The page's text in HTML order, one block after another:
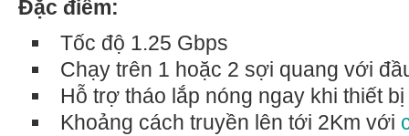
Đặc điểm:
Tốc độ 1.25 Gbps
Chạy trên 1 hoặc 2 sợi quang với
Hỗ trợ tháo lắp nóng ngay khi thiết
Khoảng cách truyền lên tới 2Km với